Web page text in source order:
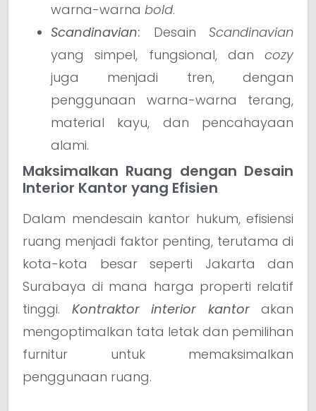
warna-warna bold.
Scandinavian: Desain Scandinavian
yang simpel, fungsional, dan cozy
juga menjadi tren, dengan
penggunaan warna-warna terang,
material kayu, dan pencahayaan
alami.
Maksimalkan Ruang dengan Desain
Interior Kantor yang Efisien
Dalam mendesain kantor hukum, efisiensi
ruang menjadi faktor penting, terutama di
kota-kota besar seperti Jakarta dan
Surabaya di mana harga properti relatif
tinggi. Kontraktor interior kantorakan
mengoptimalkan tata letak dan pemilihan
furnitur untuk memaksimalkan
penggunaan ruang.